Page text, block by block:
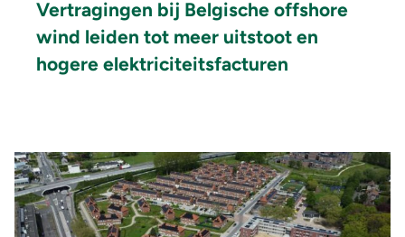
Vertragingen bij Belgische offshore
wind leiden tot meer uitstoot en
hogere elektriciteitsfacturen